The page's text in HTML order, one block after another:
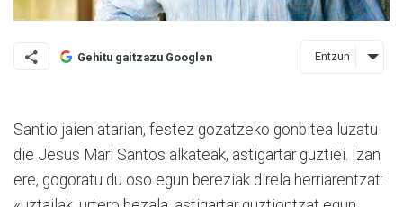
Gehitu gaitzazu Googlen Entzun
Santio jaien atarian, festez gozatzeko gonbitea luzatu
die Jesus Mari Santos alkateak, astigartar guztiei. Izan
ere, gogoratu du oso egun bereziak direla herriarentzat: